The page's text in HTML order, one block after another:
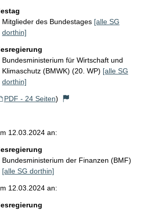
Mitglieder des Bundestages [alle SG
dorthin]
Bundesministerium für Wirtschaft und
Klimaschutz (BMWK) (20. WP) [alle SG
dorthin]
PDF - 24 Seiten)
12.03.2024 an:
Bundesministerium der Finanzen (BMF)
[alle SG dorthin]
12.03.2024 an: